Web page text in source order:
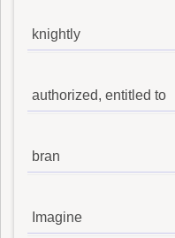
knightly
authorized, entitled to
bran
Imagine